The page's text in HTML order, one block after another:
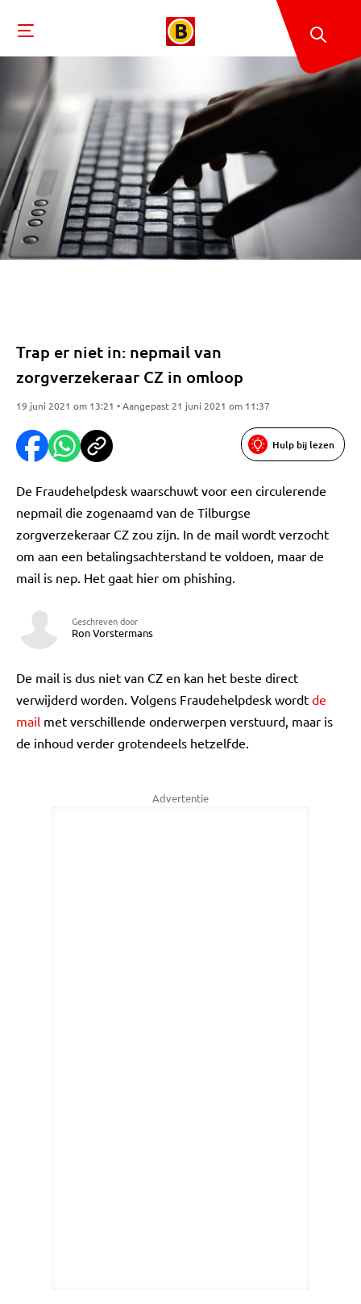
Trap er niet in: nepmail van
zorgverzekeraar CZ in omloop
19 juni 2021 om 13:21 • Aangepast 21 juni 2021 om 11:37
Hulp bij lezen
De Fraudehelpdesk waarschuwt voor een circulerende
nepmail die zogenaamd van de Tilburgse
zorgverzekeraar CZ zou zijn. In de mail wordt verzocht
om aan een betalingsachterstand te voldoen, maar de
mail is nep. Het gaat hier om phishing.
Geschreven door
Ron Vorstermans
De mail is dus niet van CZ en kan het beste direct
verwijderd worden. Volgens Fraudehelpdesk wordt de
mail met verschillende onderwerpen verstuurd, maar is
de inhoud verder grotendeels hetzelfde.
Advertentie